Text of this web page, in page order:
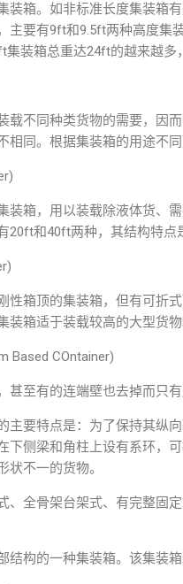
装箱。如非标准长度集装箱
主要有9ft和9.5ft两种高度集
装箱总重达24ft的越来越多
载不同种类货物的需要，因
相同。根据集装箱的用途不同
装箱，用以装载除液体货、
20ft和40ft两种，其结构特点
性箱顶的集装箱，但有可折
箱适于装载较高的大型货物
Based COntainer)
甚至有的连端壁也去掉而只
主要特点是：为了保持其纵
下侧梁和角柱上设有系环，
不一的货物。
、全骨架台架式、有完整固
构的一种集装箱。该集装